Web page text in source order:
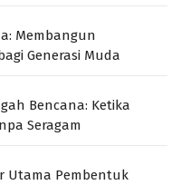
Membangun
Generasi Muda
Bencana: Ketika
Seragam
Utama Pembentuk